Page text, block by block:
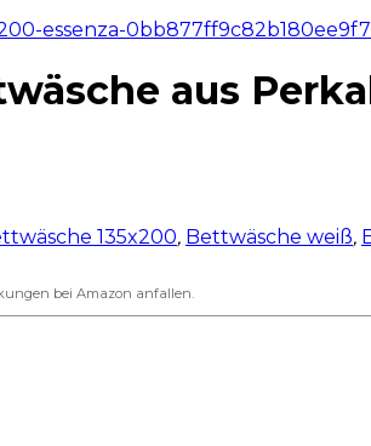
aus
135x200, Bettwäsche weiß,
bei Amazon anfallen.